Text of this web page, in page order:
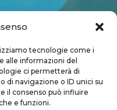
tecnologie come i
alle informazioni del
ci permetterà di
di navigazione o ID unici su
il consenso può influire
e funzioni.